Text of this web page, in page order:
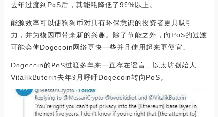
去年过渡到PoS后，其能耗降低了99%以上。
能源效率可以使狗狗币对具有环保意识的投资者更具吸引
力，并为模因币带来新的兴趣。除了节能之外，向PoS的过渡
可能会使Dogecoin网络更快一些并且使用起来更便宜。
Dogecoin的PoS过渡多年来一直存在谣言，以太坊创始人
VitalikButerin去年9月呼吁Dogecoin转向PoS。